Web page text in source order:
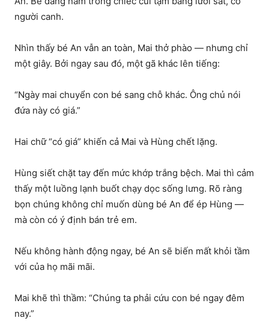
người canh.
Nhìn thấy bé An vẫn an toàn, Mai thở phào — nhưng chỉ
một giây. Bởi ngay sau đó, một gã khác lên tiếng:
“Ngày mai chuyển con bé sang chỗ khác. Ông chủ nói
đứa này có giá.”
Hai chữ “có giá” khiến cả Mai và Hùng chết lặng.
Hùng siết chặt tay đến mức khớp trắng bệch. Mai thì cảm
thấy một luồng lạnh buốt chạy dọc sống lưng. Rõ ràng
bọn chúng không chỉ muốn dùng bé An để ép Hùng —
mà còn có ý định bán trẻ em.
Nếu không hành động ngay, bé An sẽ biến mất khỏi tầm
với của họ mãi mãi.
Mai khẽ thì thầm: “Chúng ta phải cứu con bé ngay đêm
nay.”